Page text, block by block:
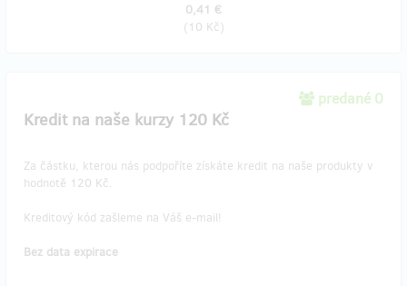
0,41 €
(10 Kč)
predané 0
Kredit na naše kurzy 120 Kč
Za částku, kterou nás podpoříte získáte kredit na naše produkty v
hodnotě 120 Kč.
Kreditový kód zašleme na Váš e-mail!
Bez data expirace